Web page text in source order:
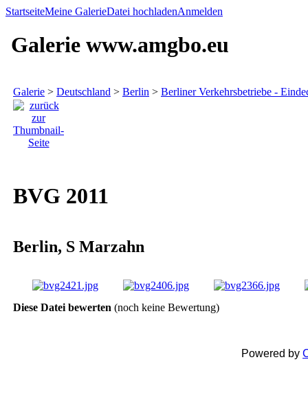
StartseiteMeine GalerieDatei hochladenAnmelden
Galerie www.amgbo.eu
Galerie > Deutschland > Berlin > Berliner Verkehrsbetriebe -
BVG 2011
Berlin, S Marzahn
Diese Datei bewerten (noch keine Bewertung)
Powered by